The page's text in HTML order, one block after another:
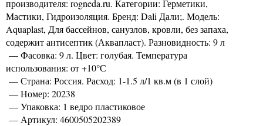
производителя: rogneda.ru. Категории: Герметики,
Мастики, Гидроизоляция. Бренд: Dali Дали;. Модель:
Aquaplast, Для бассейнов, санузлов, кровли, без запаха,
содержит антисептик (Аквапласт). Разновидность: 9 л
— Фасовка: 9 л. Цвет: голубая. Температура
использования: от +10°С
— Страна: Россия. Расход: 1-1.5 л/1 кв.м (в 1 слой)
— Номер: 20238
— Упаковка: 1 ведро пластиковое
— Артикул: 4600505202389